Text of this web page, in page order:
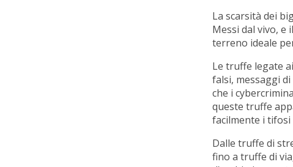
La scarsità dei
Messi dal vivo,
terreno ideale
Le truffe legate
falsi, messaggi
che i
queste truffe
facilmente i
Dalle truffe di
fino a truffe di